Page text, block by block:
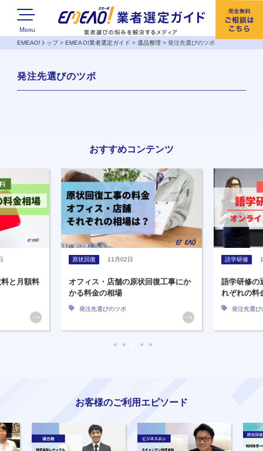
EMEAO!トップ>EMEAO!業者選定ガイド > 遺品整理 >発注先選びのツボ
発注先選びのツボ
おすすめコンテンツ
と月額料
原状回復 11月02日
オフィス・店舗の原状回復工事にか
かる料金の相場
発注先選びのツボ
語学研修
語学研修の
れぞれの料
発注先選び
お客様のご利用エピソード